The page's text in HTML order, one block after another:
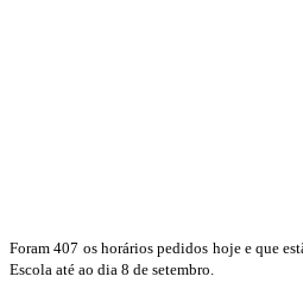
Foram 407 os horários pedidos hoje e que
Escola até ao dia 8 de setembro.